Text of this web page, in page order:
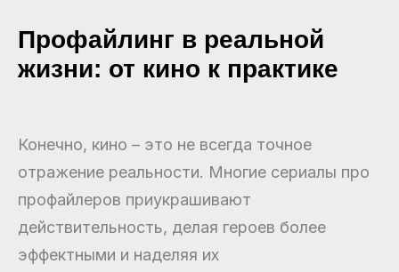
Профайлинг в реальной
жизни: от кино к практике
Конечно, кино – это не всегда точное
отражение реальности. Многие сериалы про
профайлеров приукрашивают
действительность, делая героев более
эффектными и наделяя их